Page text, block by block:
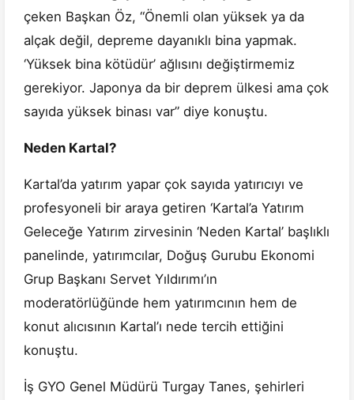
çeken Başkan Öz, “Önemli olan yüksek ya da
alçak değil, depreme dayanıklı bina yapmak.
‘Yüksek bina kötüdür’ ağlısını değiştirmemiz
gerekiyor. Japonya da bir deprem ülkesi ama çok
sayıda yüksek binası var” diye konuştu.
Neden Kartal?
Kartal’da yatırım yapar çok sayıda yatırıcıyı ve
profesyoneli bir araya getiren ‘Kartal’a Yatırım
Geleceğe Yatırım zirvesinin ‘Neden Kartal’ başlıklı
panelinde, yatırımcılar, Doğuş Gurubu Ekonomi
Grup Başkanı Servet Yıldırımı’ın
moderatörlüğünde hem yatırımcının hem de
konut alıcısının Kartal’ı nede tercih ettiğini
konuştu.
İş GYO Genel Müdürü Turgay Tanes, şehirleri